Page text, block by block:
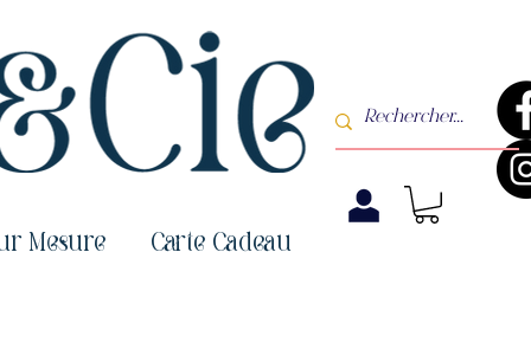
Mesure Carte Cadeau